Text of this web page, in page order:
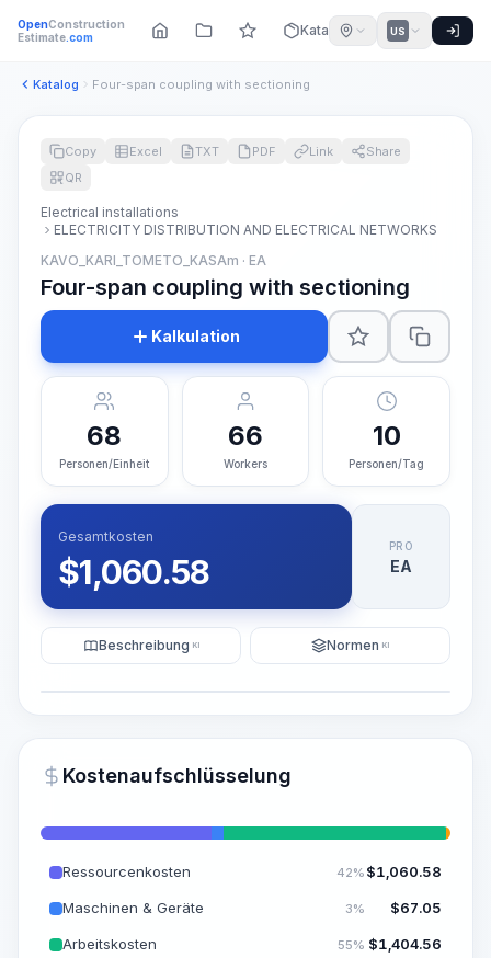
OpenConstruction
Estimate.com Katalog US
Katalog Four-span coupling with sectioning
~15-30 Sek.
Copy Excel TXT PDF Link
Share
QR
Electrical installations
ELECTRICITY DISTRIBUTION AND ELECTRICAL NETWORKS
KAVO_KARI_TOMETO_KASAm · EA
Four-span coupling with sectioning
Kalkulation
68
Personen/Einheit
66
Workers
10
Personen/Tag
Gesamtkosten
$1,060.58
PRO
EA
Beschreibung KI Normen KI
Kostenaufschlüsselung
Ressourcenkosten 42% $1,060.58
Maschinen & Geräte 3% $67.05
Arbeitskosten 55% $1,404.56